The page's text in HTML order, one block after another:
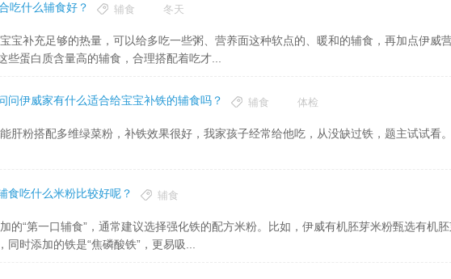
吃什么辅食好？ 辅食 冬天
些蛋白质含量高的辅食，合理搭配着吃才...
问伊威家有什么适合给宝宝补铁的辅食吗？ 辅食 体检
粉搭配多维绿菜粉，补铁效果很好，我家孩子经常给他吃，从没缺过铁，题主试试看。
食吃什么米粉比较好呢？ 辅食
时添加的铁是“焦磷酸铁”，更易吸...